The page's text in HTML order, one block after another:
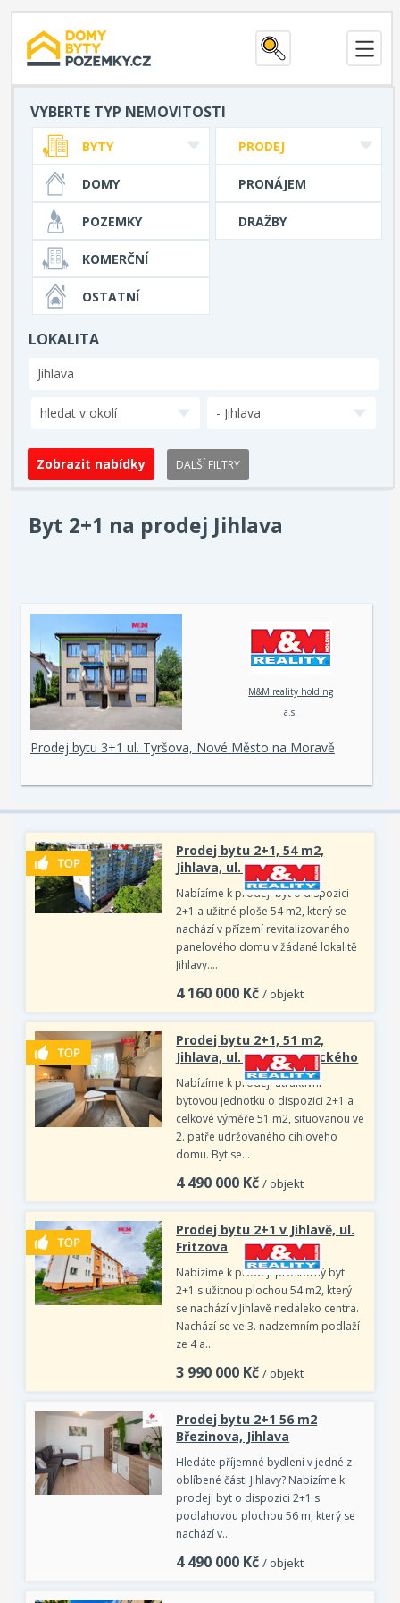
VYBERTE TYP NEMOVITOSTI
PRODEJ
PRONÁJEM
DRAŽBY
BYTY
DOMY
POZEMKY
KOMERČNÍ
OSTATNÍ
LOKALITA
hledat v okolí - Jihlava
DALŠÍ FILTRY
Byt 2+1 na prodej Jihlava
M&M reality holding
a.s.
Prodej bytu 3+1 ul. Tyršova, Nové Město na Moravě
Prodej bytu 2+1, 54 m2,
Jihlava, ul. U Hřbitova
Nabízíme k prodeji byt o dispozici
2+1 a užitné ploše 54 m2, který se
nachází v přízemí revitalizovaného
panelového domu v žádané lokalitě
Jihlavy.…
4 160 000 Kč / objekt
Prodej bytu 2+1, 51 m2,
Jihlava, ul. Evžena Rošického
Nabízíme k prodeji atraktivní
bytovou jednotku o dispozici 2+1 a
celkové výměře 51 m2, situovanou ve
2. patře udržovaného cihlového
domu. Byt se…
4 490 000 Kč / objekt
Prodej bytu 2+1 v Jihlavě, ul.
Fritzova
Nabízíme k prodeji prostorný byt
2+1 s užitnou plochou 54 m2, který
se nachází v Jihlavě nedaleko centra.
Nachází se ve 3. nadzemním podlaží
ze 4 a…
3 990 000 Kč / objekt
Prodej bytu 2+1 56 m2
Březinova, Jihlava
Hledáte příjemné bydlení v jedné z
oblíbené části Jihlavy? Nabízíme k
prodeji byt o dispozici 2+1 s
podlahovou plochou 56 m, který se
nachází v…
4 490 000 Kč / objekt